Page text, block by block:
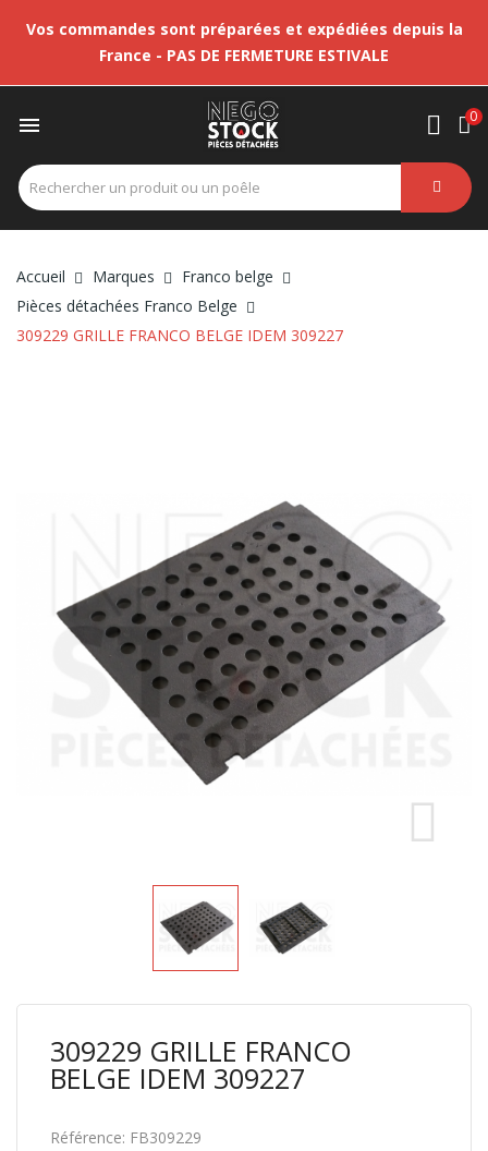
Vos commandes sont préparées et expédiées depuis la
France - PAS DE FERMETURE ESTIVALE
 0
Accueil Marques
Franco belge
Pièces détachées Franco Belge
309229 GRILLE FRANCO BELGE IDEM 309227
309229 GRILLE FRANCO
BELGE IDEM 309227
Référence: FB309229